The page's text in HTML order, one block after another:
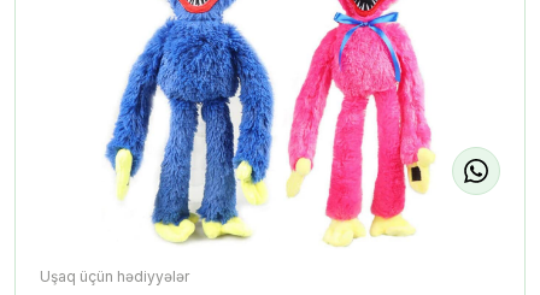
Uşaq üçün hədiyyələr